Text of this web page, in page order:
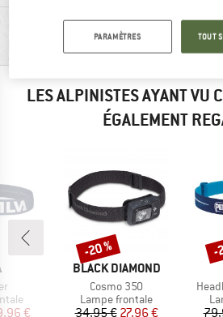
RENSEIGNEMENTS MATÉRIEL ET
FONCTIONNALITÉS
LES ALPINISTES AYANT VU
ÉGALEMENT
réduit
€
MARQUE
BLACK DIAMOND
Article
Cosmo 350
Product group
Lampe frontale
Prix
34,95 €Prix réduit
27,96 €
Remise
-20 % -
PARAMÈTRES TOUT